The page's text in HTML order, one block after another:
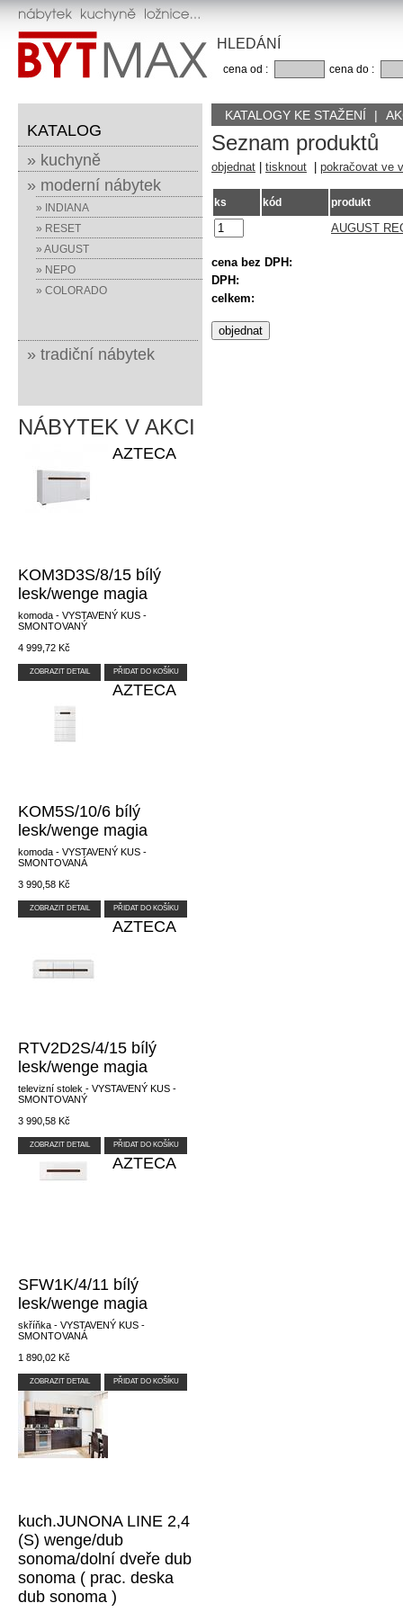
HLEDÁNÍ
cena od : cena do :
KATALOG
» kuchyně
» moderní nábytek
» INDIANA
» RESET
» AUGUST
» NEPO
» COLORADO
» tradiční nábytek
NÁBYTEK V AKCI
AZTECA
KOM3D3S/8/15 bílý
lesk/wenge magia
komoda - VYSTAVENÝ KUS -
SMONTOVANÝ
4 999,72 Kč
ZOBRAZIT DETAIL PŘIDAT DO KOŠÍKU
AZTECA
KOM5S/10/6 bílý
lesk/wenge magia
komoda - VYSTAVENÝ KUS -
SMONTOVANÁ
3 990,58 Kč
ZOBRAZIT DETAIL PŘIDAT DO KOŠÍKU
AZTECA
RTV2D2S/4/15 bílý
lesk/wenge magia
televizní stolek - VYSTAVENÝ KUS -
SMONTOVANÝ
3 990,58 Kč
ZOBRAZIT DETAIL PŘIDAT DO KOŠÍKU
AZTECA
SFW1K/4/11 bílý
lesk/wenge magia
skříňka - VYSTAVENÝ KUS -
SMONTOVANÁ
1 890,02 Kč
ZOBRAZIT DETAIL PŘIDAT DO KOŠÍKU
kuch.JUNONA LINE 2,4
(S) wenge/dub
sonoma/dolní dveře dub
sonoma ( prac. deska
dub sonoma )
KATALOGY KE STAŽENÍ |
Seznam produktů
objednat tisknout pokračovat ve
ks kód produkt
AUGUST
cena bez DPH:
DPH:
celkem: